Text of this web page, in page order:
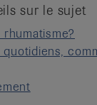
sur le sujet